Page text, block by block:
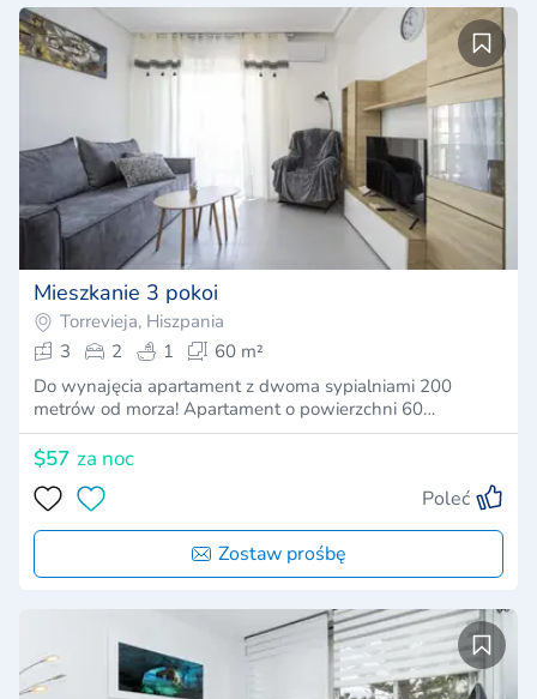
Mieszkanie 3 pokoi
Torrevieja, Hiszpania
3
2 1
60 m²
Do wynajęcia apartament z dwoma sypialniami 200
metrów od morza! Apartament o powierzchni 60…
$57 za noc
Poleć
Zostaw prośbę